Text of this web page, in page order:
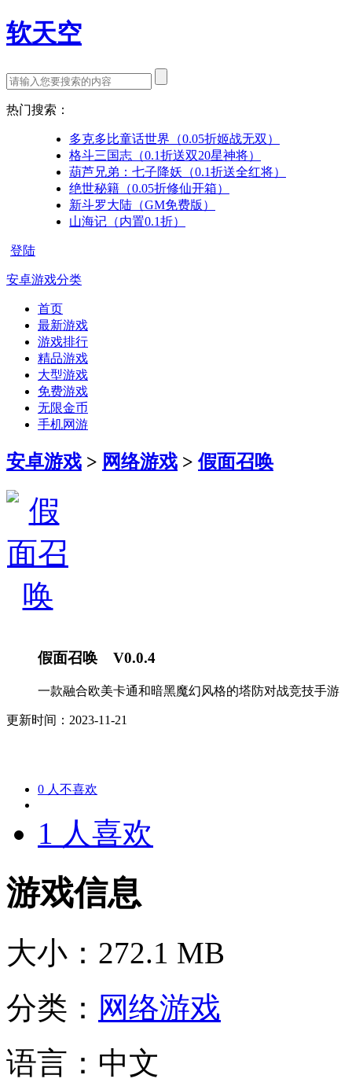
软天空
热门搜索：
多克多比童话世界（0.05折姬战无双）
格斗三国志（0.1折送双20星神将）
葫芦兄弟：七子降妖（0.1折送全红将）
绝世秘籍（0.05折修仙开箱）
新斗罗大陆（GM免费版）
山海记（内置0.1折）
登陆
安卓游戏分类
首页
最新游戏
游戏排行
精品游戏
大型游戏
免费游戏
无限金币
手机网游
安卓游戏 > 网络游戏 > 假面召唤
假面召唤 V0.0.4
一款融合欧美卡通和暗黑魔幻风格的塔防对战竞技手游
更新时间：2023-11-21
0 人不喜欢
1 人喜欢
游戏信息
大小： 272.1 MB
分类： 网络游戏
语言： 中文